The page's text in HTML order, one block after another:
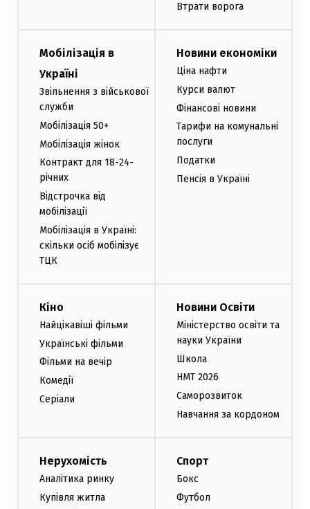
Втрати ворога
Мобілізація в
Україні
Звільнення з військової
служби
Мобілізація 50+
Мобілізація жінок
Контракт для 18-24-
річних
Відстрочка від
мобілізації
Мобілізація в Україні:
скільки осіб мобілізує
ТЦК
Новини економіки
Ціна нафти
Курси валют
Фінансові новини
Тарифи на комунальні
послуги
Податки
Пенсія в Україні
Кіно
Найцікавіші фільми
Українські фільми
Фільми на вечір
Комедії
Серіали
Новини Освіти
Міністерство освіти та
науки України
Школа
НМТ 2026
Саморозвиток
Навчання за кордоном
Нерухомість
Аналітика ринку
Купівля житла
Спорт
Бокс
Футбол